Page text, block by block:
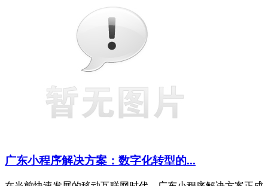
广东小程序解决方案：数字化转型的...